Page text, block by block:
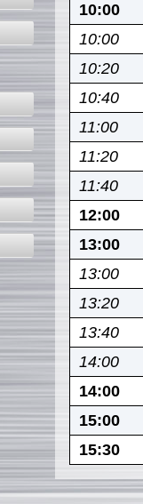
10:00
10:00
10:20
10:40
11:00
11:20
11:40
12:00
13:00
13:00
13:20
13:40
14:00
14:00
15:00
15:30